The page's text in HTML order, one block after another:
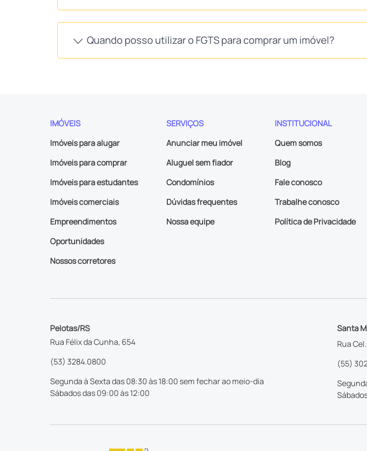
Quando posso utilizar o FGTS para comprar um imóvel?
IMÓVEIS
Imóveis para alugar
Imóveis para comprar
Imóveis para estudantes
Imóveis comerciais
Empreendimentos
Oportunidades
Nossos corretores
SERVIÇOS
Anunciar meu imóvel
Aluguel sem fiador
Condomínios
Dúvidas frequentes
Nossa equipe
INSTITUCIONAL
Quem somos
Blog
Fale conosco
Trabalhe conosco
Política de Privacidade
Pelotas/RS
Rua Félix da Cunha, 654
(53) 3284.0800
Segunda à Sexta das 08:30 às 18:00 sem fechar ao meio-dia
Sábados das 09:00 às 12:00
Santa
Rua
(55)